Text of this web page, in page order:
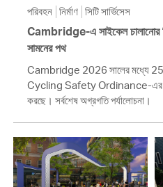
পরিবহন নির্মাণ সিটি সার্ভিসেস
Cambridge-এ সাইকেল চালানোর
সামনের পথ
Cambridge 2026 সালের মধ্যে 25
Cycling Safety Ordinance-এর
করছে। সর্বশেষ অগ্রগতি পর্যালোচনা।